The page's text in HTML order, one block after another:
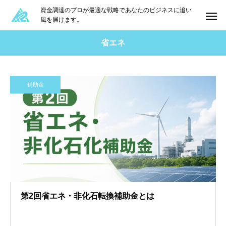
資金調達のプロが最適な戦略であなたのビジネスに追い
風を届けます。
省エネ
補助金
第2回省エネ・非化石転換補助金とは